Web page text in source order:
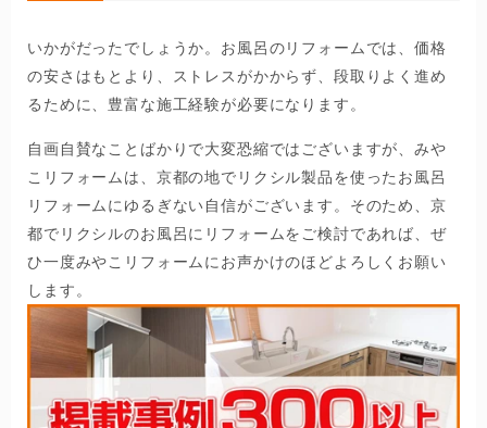
いかがだったでしょうか。お風呂のリフォームでは、価格
の安さはもとより、ストレスがかからず、段取りよく進め
るために、豊富な施工経験が必要になります。
自画自賛なことばかりで大変恐縮ではございますが、みや
こリフォームは、京都の地でリクシル製品を使ったお風呂
リフォームにゆるぎない自信がございます。そのため、京
都でリクシルのお風呂にリフォームをご検討であれば、ぜ
ひ一度みやこリフォームにお声かけのほどよろしくお願い
します。